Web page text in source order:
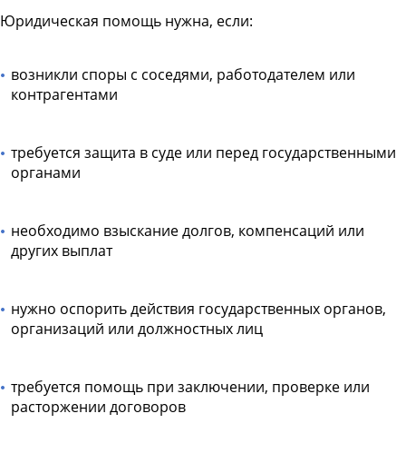
Юридическая помощь нужна, если:
возникли споры с соседями, работодателем или
контрагентами
требуется защита в суде или перед государственными
органами
необходимо взыскание долгов, компенсаций или
других выплат
нужно оспорить действия государственных органов,
организаций или должностных лиц
требуется помощь при заключении, проверке или
расторжении договоров